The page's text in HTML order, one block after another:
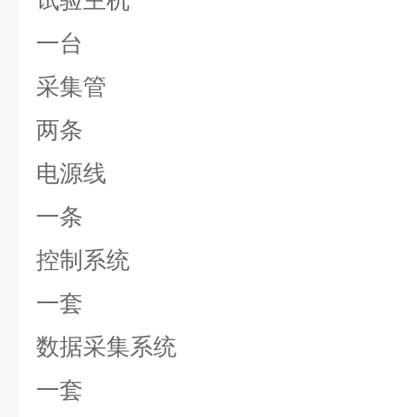
一台
采集管
两条
电源线
一条
控制系统
一套
数据采集系统
一套